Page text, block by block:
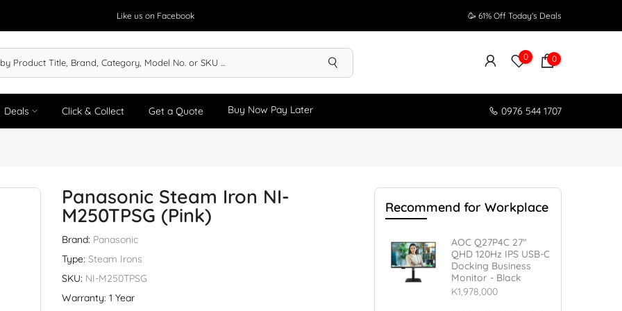
Like us on Facebook 🥳 61% Off Today's Deals
0 0
Deals Click & Collect Get a Quote Buy Now Pay Later 0976 544 1707
Panasonic Steam Iron NI-
M250TPSG (Pink)
Brand: Panasonic
Type: Steam Irons
SKU: NI-M250TPSG
Warranty: 1 Year
Recommend for Workplace
AOC Q27P4C 27"
QHD 120Hz IPS USB-C
Docking Business
Monitor - Black
K1,978,000